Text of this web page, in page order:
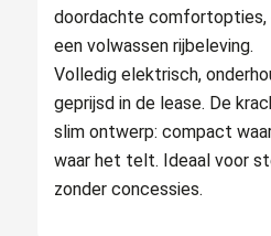
doordachte comfortopties,
een volwassen rijbeleving.
Volledig elektrisch,
geprijsd in de lease. De
slim ontwerp: compact
waar het telt. Ideaal voor
zonder concessies.